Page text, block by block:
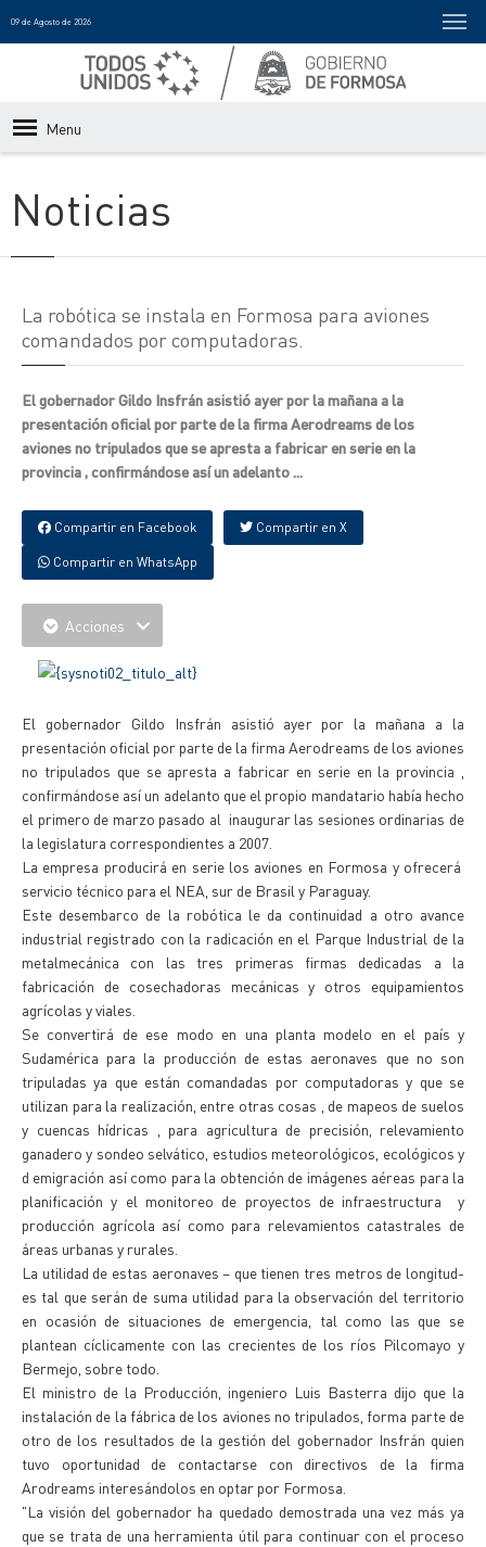
09 de Agosto de 2026
Menu
Noticias
La robótica se instala en Formosa para aviones
comandados por computadoras.
El gobernador Gildo Insfrán asistió ayer por la mañana a la
presentación oficial por parte de la firma Aerodreams de los
aviones no tripulados que se apresta a fabricar en serie en la
provincia , confirmándose así un adelanto ...
Compartir en Facebook Compartir en X
Compartir en WhatsApp
Acciones
El gobernador Gildo Insfrán asistió ayer por la mañana a la
presentación oficial por parte de la firma Aerodreams de los aviones
no tripulados que se apresta a fabricar en serie en la provincia ,
confirmándose así un adelanto que el propio mandatario había hecho
el primero de marzo pasado al inaugurar las sesiones ordinarias de
la legislatura correspondientes a 2007.
La empresa producirá en serie los aviones en Formosa y ofrecerá
servicio técnico para el NEA, sur de Brasil y Paraguay.
Este desembarco de la robótica le da continuidad a otro avance
industrial registrado con la radicación en el Parque Industrial de la
metalmecánica con las tres primeras firmas dedicadas a la
fabricación de cosechadoras mecánicas y otros equipamientos
agrícolas y viales.
Se convertirá de ese modo en una planta modelo en el país y
Sudamérica para la producción de estas aeronaves que no son
tripuladas ya que están comandadas por computadoras y que se
utilizan para la realización, entre otras cosas , de mapeos de suelos
y cuencas hídricas , para agricultura de precisión, relevamiento
ganadero y sondeo selvático, estudios meteorológicos, ecológicos y
d emigración así como para la obtención de imágenes aéreas para la
planificación y el monitoreo de proyectos de infraestructura y
producción agrícola así como para relevamientos catastrales de
áreas urbanas y rurales.
La utilidad de estas aeronaves – que tienen tres metros de longitud-
es tal que serán de suma utilidad para la observación del territorio
en ocasión de situaciones de emergencia, tal como las que se
plantean cíclicamente con las crecientes de los ríos Pilcomayo y
Bermejo, sobre todo.
El ministro de la Producción, ingeniero Luis Basterra dijo que la
instalación de la fábrica de los aviones no tripulados, forma parte de
otro de los resultados de la gestión del gobernador Insfrán quien
tuvo oportunidad de contactarse con directivos de la firma
Arodreams interesándolos en optar por Formosa.
"La visión del gobernador ha quedado demostrada una vez más ya
que se trata de una herramienta útil para continuar con el proceso